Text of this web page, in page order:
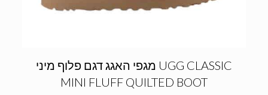
מגפי האגג דגם פלוף מיני UGG CLASSIC
MINI FLUFF QUILTED BOOT